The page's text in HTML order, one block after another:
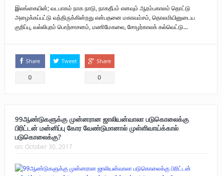
இலங்கையின்; வடபாகம் நாக நாடு, நாகதீபம் எனவும் ஆரம்பகாலம் தொட்டு
அழைக்கப்பட்டு வந்திருக்கின்றது என்பதனை மகாவம்சம், தொலமியினுடைய
குறிப்பு, வல்லிபுரம் பொற்சாசனம், மணிமேகலை, சோழர்காலக் கல்வெட்டு...
Share
0
Tweet Share
0
99ஆண்டுகளுக்கு முன்னரான ஜாலியன்வாலா படுகொலைக்கு
பிரிட்டன் மன்னிப்பு கோர வேண்டுமானால் முள்ளிவாய்க்கால்
படுகொலைக்கு?
on: October 30, 2017